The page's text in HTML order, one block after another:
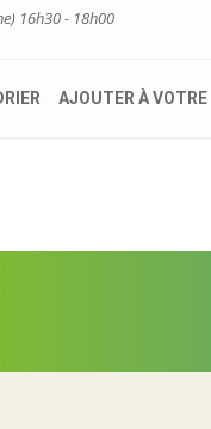
16h30 - 18h00
AJOUTER À